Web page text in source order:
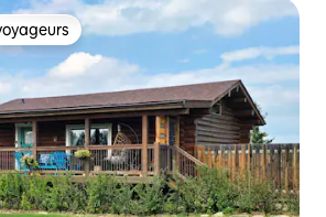
parmi les plus aimés